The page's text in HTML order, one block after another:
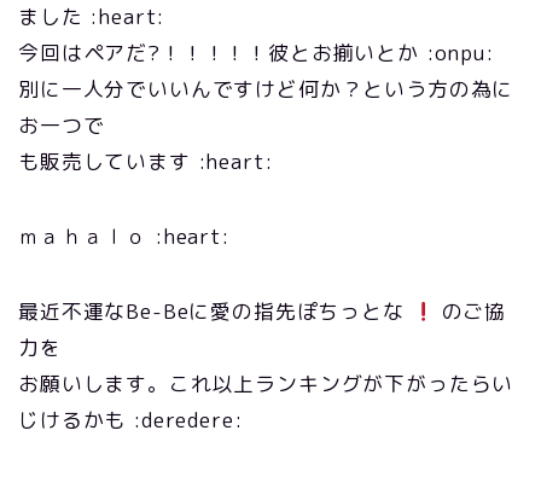
ました :heart:
今回はペアだ?！！！！！彼とお揃いとか :onpu:
別に一人分でいいんですけど何か？という方の為に
お一つで
も販売しています :heart:
ｍａｈａｌｏ :heart:
最近不運なBe-Beに愛の指先ぽちっとな
のご協
力を
お願いします。これ以上ランキングが下がったらい
じけるかも :deredere: